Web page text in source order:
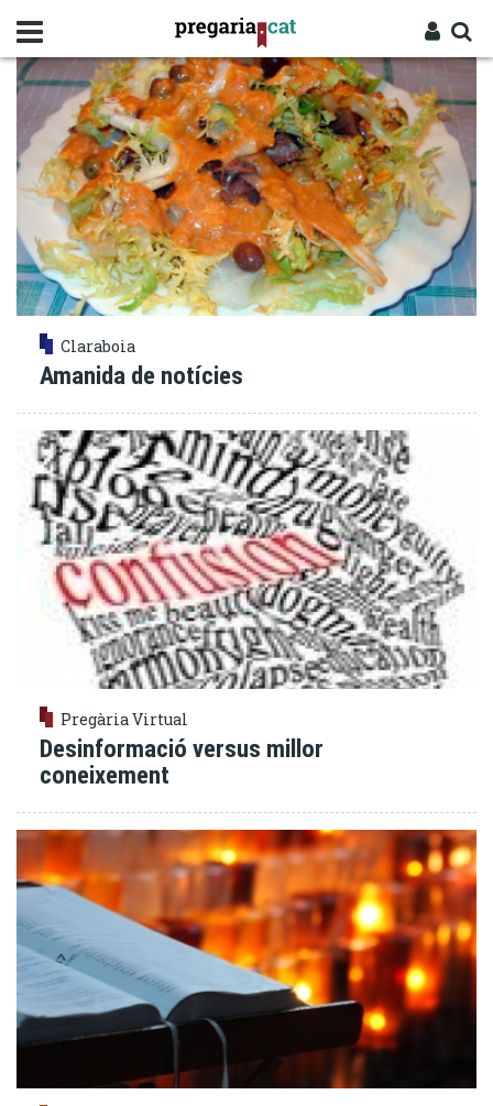
contingut
Cercador
INFORMACIÓ
Claraboia
Amanida de notícies
Pregària Virtual
Desinformació versus millor
coneixement